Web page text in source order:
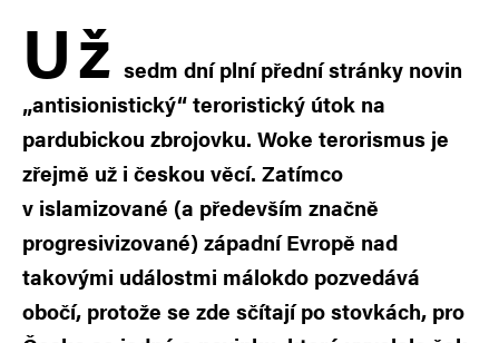
Už sedm dní plní přední stránky novin
„antisionistický“ teroristický útok na
pardubickou zbrojovku. Woke terorismus je
zřejmě už i českou věcí. Zatímco
v islamizované (a především značně
progresivizované) západní Evropě nad
takovými událostmi málokdo pozvedává
obočí, protože se zde sčítají po stovkách, pro